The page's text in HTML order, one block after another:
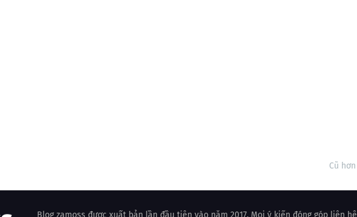
Cũ hơn
Blog zamoss được xuất bản lần đầu tiên vào năm 2017. Mọi ý kiến đóng góp liên hệ